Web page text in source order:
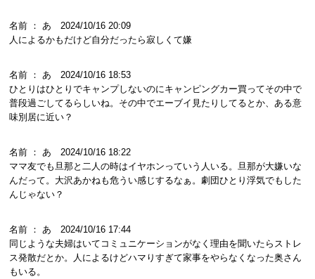
名前 ： あ 2024/10/16 20:09
人によるかもだけど自分だったら寂しくて嫌
名前 ： あ 2024/10/16 18:53
ひとりはひとりでキャンプしないのにキャンピングカー買ってその中で
普段過ごしてるらしいね。その中でエーブイ見たりしてるとか、ある意
味別居に近い？
名前 ： あ 2024/10/16 18:22
ママ友でも旦那と二人の時はイヤホンっていう人いる。旦那が大嫌いな
んだって。大沢あかねも危うい感じするなぁ。劇団ひとり浮気でもした
んじゃない？
名前 ： あ 2024/10/16 17:44
同じような夫婦はいてコミュニケーションがなく理由を聞いたらストレ
ス発散だとか。人によるけどハマりすぎて家事をやらなくなった奥さん
もいる。